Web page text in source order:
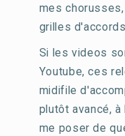
mes
grilles
Si les videos
Youtube, ces
midifile
plutôt avancé,
me poser de